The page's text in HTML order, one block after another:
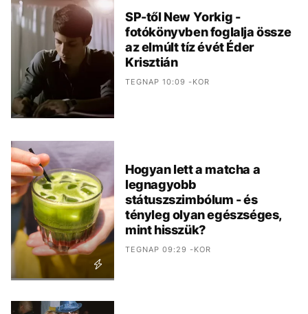
SP-től New Yorkig -
fotókönyvben foglalja össze
az elmúlt tíz évét Éder
Krisztián
TEGNAP 10:09 -KOR
Hogyan lett a matcha a
legnagyobb
státuszszimbólum - és
tényleg olyan egészséges,
mint hisszük?
TEGNAP 09:29 -KOR